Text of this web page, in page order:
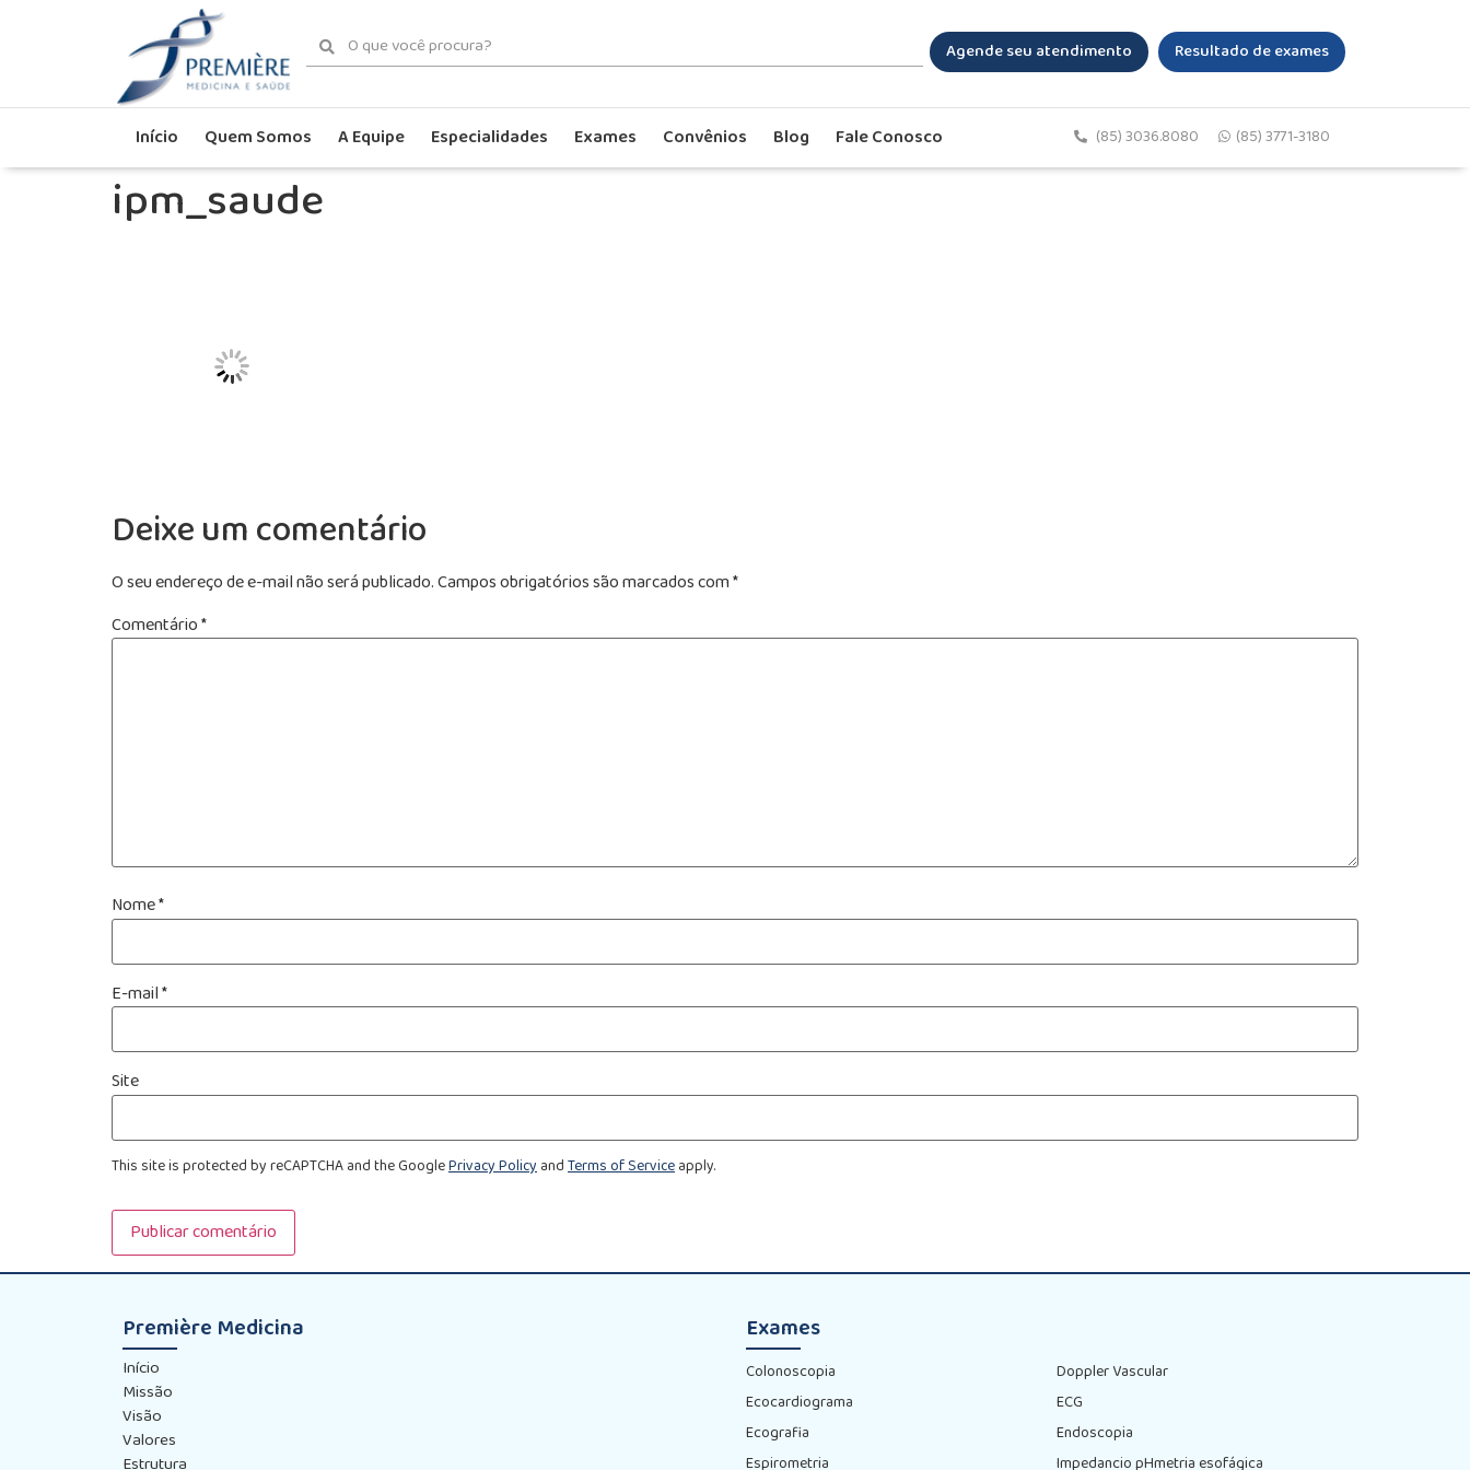
Agende seu atendimento Resultado de exames
Início Quem Somos A Equipe Especialidades Exames Convênios Blog Fale Conosco (85) 3036.8080 (85) 3771-3180
ipm_saude
Deixe um comentário
O seu endereço de e-mail não será publicado.Campos obrigatórios são marcados com*
Comentário*
Nome*
E-mail*
Site
This site is protected by reCAPTCHA and the GooglePrivacy PolicyandTerms of Serviceapply.
Première Medicina
Início
Missão
Visão
Valores
Exames
Colonoscopia
Doppler Vascular
Ecocardiograma
ECG
Ecografia
Endoscopia
Espirometria
Impedancio pHmetria esofágica